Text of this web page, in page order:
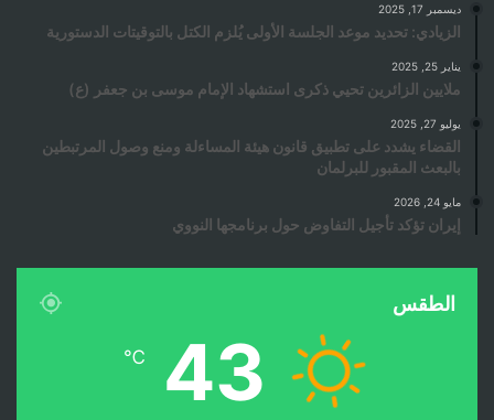
ديسمبر 17, 2025
الزيادي: تحديد موعد الجلسة الأولى يُلزم الكتل بالتوقيتات الدستورية
يناير 25, 2025
ملايين الزائرين تحيي ذكرى استشهاد الإمام موسى بن جعفر (ع)
يوليو 27, 2025
القضاء يشدد على تطبيق قانون هيئة المساءلة ومنع وصول المرتبطين
بالبعث المقبور للبرلمان
مايو 24, 2026
إيران تؤكد تأجيل التفاوض حول برنامجها النووي
الطقس
43
℃